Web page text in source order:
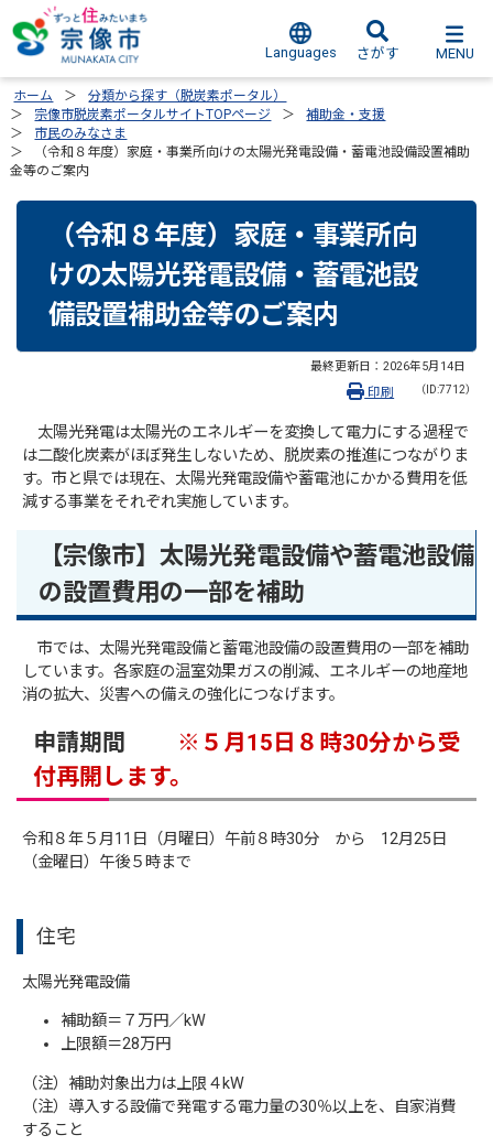
Languages さがす MENU
ホーム
分類から探す（脱炭素ポータル）
宗像市脱炭素ポータルサイトTOPページ
補助金・支援
市民のみなさま
（令和８年度）家庭・事業所向けの太陽光発電設備・蓄電池設備設置補助
金等のご案内
（令和８年度）家庭・事業所向
けの太陽光発電設備・蓄電池設
備設置補助金等のご案内
最終更新日： 2026年5月14日
（ID:7712）
印刷
太陽光発電は太陽光のエネルギーを変換して電力にする過程で
は二酸化炭素がほぼ発生しないため、脱炭素の推進につながりま
す。市と県では現在、太陽光発電設備や蓄電池にかかる費用を低
減する事業をそれぞれ実施しています。
【宗像市】太陽光発電設備や蓄電池設備
の設置費用の一部を補助
市では、太陽光発電設備と蓄電池設備の設置費用の一部を補助
しています。各家庭の温室効果ガスの削減、エネルギーの地産地
消の拡大、災害への備えの強化につなげます。
申請期間
※５月15日８時30分から受
付再開します。
令和８年５月11日（月曜日）午前８時30分 から 12月25日
（金曜日）午後５時まで
住宅
太陽光発電設備
補助額＝７万円／kW
上限額＝28万円
（注）補助対象出力は上限４kW
（注）導入する設備で発電する電力量の30％以上を、自家消費
すること